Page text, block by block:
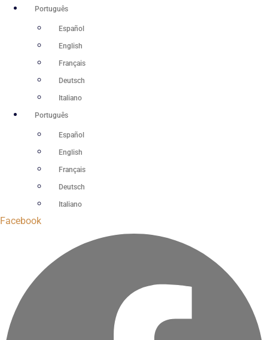
conteúdo
Português
Español
English
Français
Deutsch
Italiano
Português
Español
English
Français
Deutsch
Italiano
Facebook